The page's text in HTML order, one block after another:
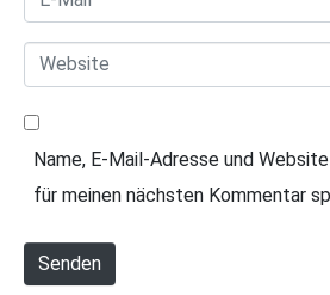
e
-
i
e
b
t
Name, E-Mail-Adresse und
für meinen nächsten Kommentar
Senden